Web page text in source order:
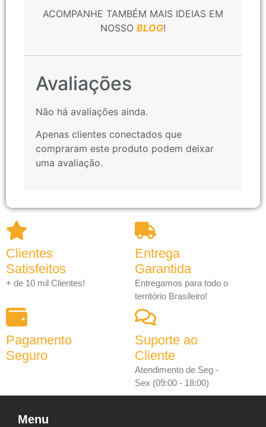
ACOMPANHE TAMBÉM MAIS IDEIAS EM
NOSSO BLOG!
Avaliações
Não há avaliações ainda.
Apenas clientes conectados que
compraram este produto podem deixar
uma avaliação.
Clientes
Satisfeitos
+ de 10 mil Clientes!
Entrega
Garantida
Entregamos para todo o
território Brasileiro!
Pagamento
Seguro
Suporte ao
Cliente
Atendimento de Seg -
Sex (09:00 - 18:00)
Menu